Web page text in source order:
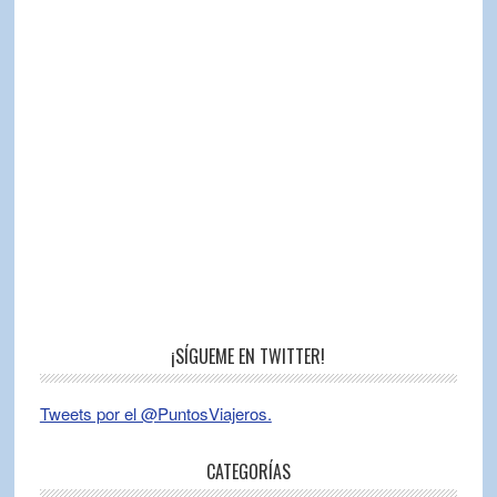
¡SÍGUEME EN TWITTER!
Tweets por el @PuntosViajeros.
CATEGORÍAS